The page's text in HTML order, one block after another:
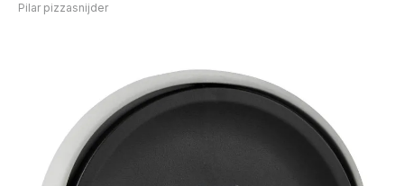
Pilar pizzasnijder